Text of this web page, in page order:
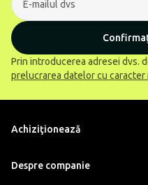
Prin introducerea adresei dvs.
prelucrarea datelor cu caracter
Achiziţionează
Despre companie